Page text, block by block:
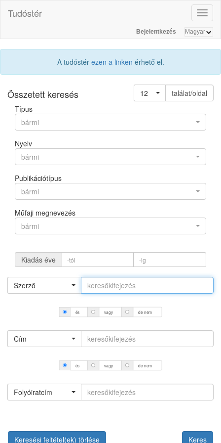
Tudóstér
Bejelentkezés
A tudóstér ezen a linken érhető el.
Összetett keresés 12
találat/oldal
Típus
bármi
Nyelv
bármi
Publikációtípus
bármi
Műfaji megnevezés
bármi
Kiadás éve
Szerző
és vagy de nem
Cím
és vagy de nem
Folyóiratcím
Keresési feltétel(ek) törlése